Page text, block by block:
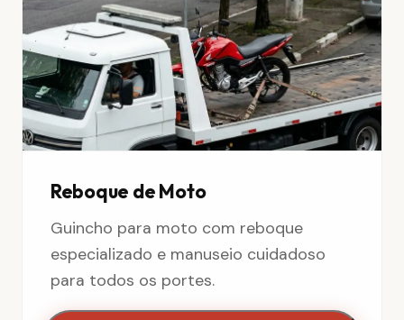
Reboque de Moto
Guincho para moto com reboque
especializado e manuseio cuidadoso
para todos os portes.